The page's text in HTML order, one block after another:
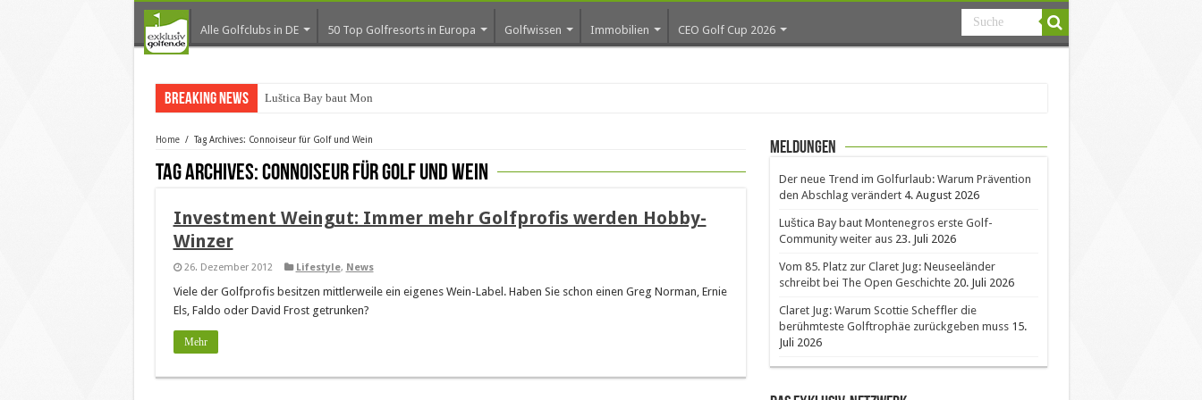
Alle Golfclubs in DE 50 Top Golfresorts in Europa Golfwissen Immobilien CEO Golf Cup 2026
Breaking News Luštica Bay baut Montenegro
Home / Tag Archives: Connoiseur für Golf und Wein
Tag Archives:Connoiseur für Golf und Wein
Investment Weingut: Immer mehr Golfprofis werden Hobby-
Winzer
26. Dezember 2012 Lifestyle, News
Viele der Golfprofis besitzen mittlerweile ein eigenes Wein-Label. Haben Sie schon einen Greg Norman, Ernie
Els, Faldo oder David Frost getrunken?
Mehr
Meldungen
Der neue Trend im Golfurlaub: Warum Prävention
den Abschlag verändert 4. August 2026
Luštica Bay baut Montenegros erste Golf-
Community weiter aus 23. Juli 2026
Vom 85. Platz zur Claret Jug: Neuseeländer
schreibt bei The Open Geschichte 20. Juli 2026
Claret Jug: Warum Scottie Scheffler die
berühmteste Golftrophäe zurückgeben muss 15.
Juli 2026